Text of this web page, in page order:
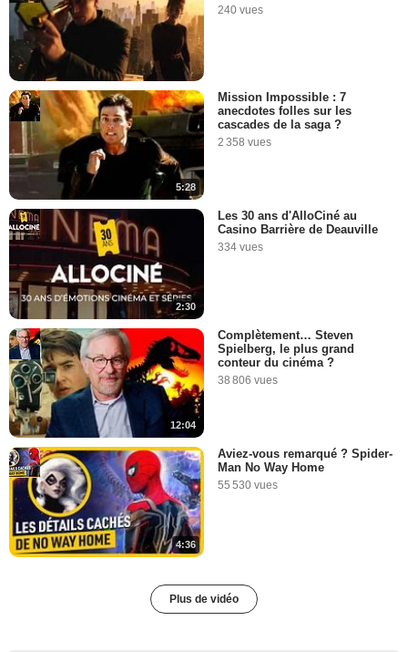
240 vues
5:28
Mission Impossible : 7
anecdotes folles sur les
cascades de la saga ?
2 358 vues
2:30
Les 30 ans d'AlloCiné au
Casino Barrière de Deauville
334 vues
12:04
Complètement… Steven
Spielberg, le plus grand
conteur du cinéma ?
38 806 vues
4:36
Aviez-vous remarqué ? Spider-
Man No Way Home
55 530 vues
Plus de vidéo